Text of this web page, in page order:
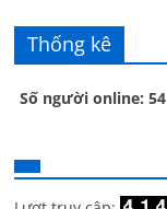
Âu Tú Vân
Bác sĩ Hoa
Bác sĩ Stephen Mak
Bác Đạt
Bạch Cúc
Thống kê
Số người online: 54